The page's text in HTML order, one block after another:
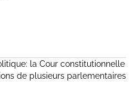
la Cour constitutionnelle
de plusieurs parlementaires